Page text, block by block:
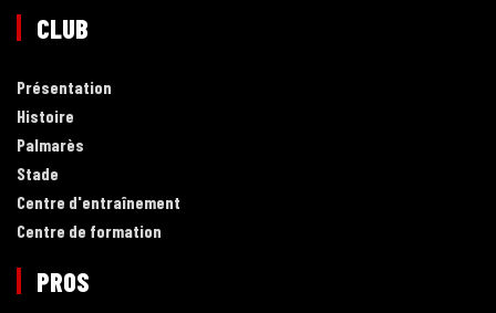
CLUB
Présentation
Histoire
Palmarès
Stade
Centre d'entraînement
Centre de formation
PROS